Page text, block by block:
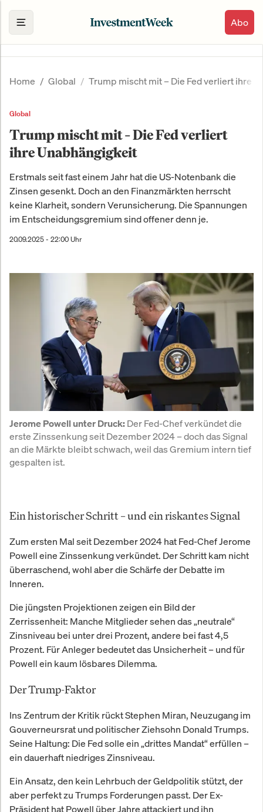
Abo
Home Global Trump mischt mit – Die Fed verliert ihre
Global
Trump mischt mit – Die Fed verliert
ihre Unabhängigkeit
Erstmals seit fast einem Jahr hat die US-Notenbank die
Zinsen gesenkt. Doch an den Finanzmärkten herrscht
keine Klarheit, sondern Verunsicherung. Die Spannungen
im Entscheidungsgremium sind offener denn je.
20.09.2025 - 22:00 Uhr
Jerome Powell unter Druck: Der Fed-Chef verkündet die
erste Zinssenkung seit Dezember 2024 – doch das Signal
an die Märkte bleibt schwach, weil das Gremium intern tief
gespalten ist.
Ein historischer Schritt – und ein riskantes Signal
Zum ersten Mal seit Dezember 2024 hat Fed-Chef Jerome
Powell eine Zinssenkung verkündet. Der Schritt kam nicht
überraschend, wohl aber die Schärfe der Debatte im
Inneren.
Die jüngsten Projektionen zeigen ein Bild der
Zerrissenheit: Manche Mitglieder sehen das „neutrale“
Zinsniveau bei unter drei Prozent, andere bei fast 4,5
Prozent. Für Anleger bedeutet das Unsicherheit – und für
Powell ein kaum lösbares Dilemma.
Der Trump-Faktor
Ins Zentrum der Kritik rückt Stephen Miran, Neuzugang im
Gouverneursrat und politischer Ziehsohn Donald Trumps.
Seine Haltung: Die Fed solle ein „drittes Mandat“ erfüllen –
ein dauerhaft niedriges Zinsniveau.
Ein Ansatz, den kein Lehrbuch der Geldpolitik stützt, der
aber perfekt zu Trumps Forderungen passt. Der Ex-
Präsident hat Powell über Jahre attackiert und ihn